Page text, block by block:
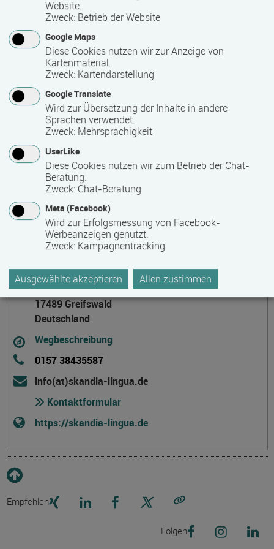
Sprachen“. Entsprechend ihrer erreichten Niveaustufe
erhalten die Teilnehmenden von uns gern eine
Teilnahmebescheinigung.
Die Schule wird von Gernot Hohnstein geleitet, unterstützt
von einem engagierten und qualifizierten Team aus
Lehrkräften mit muttersprachlichem oder vergleichbarem
Hintergrund und Skandinavisten mit teils über 20 Jahren
Lehrerfahrung.
Kontakt
skandia-lingua.de
Sprachschule für Nordeuropa
Feldstraße 9
17489 Greifswald
Deutschland
Wegbeschreibung
0157 38435587
info(at)skandia-lingua.de
Kontaktformular
https://skandia-lingua.de
Empfehlen
Folgen
Website.
Zweck: Betrieb der Website
Google Maps
Diese Cookies nutzen wir zur Anzeige von
Kartenmaterial.
Zweck: Kartendarstellung
Google Translate
Wird zur Übersetzung der Inhalte in andere
Sprachen verwendet.
Zweck: Mehrsprachigkeit
UserLike
Diese Cookies nutzen wir zum Betrieb der Chat-
Beratung.
Zweck: Chat-Beratung
Meta (Facebook)
Wird zur Erfolgsmessung von Facebook-
Werbeanzeigen genutzt.
Zweck: Kampagnentracking
Ausgewählte akzeptieren Allen zustimmen